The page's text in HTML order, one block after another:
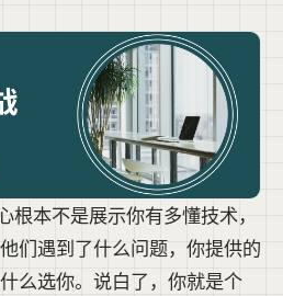
根本不是展示你有多懂技术，
们遇到了什么问题，你提供的
么选你。说白了，你就是个